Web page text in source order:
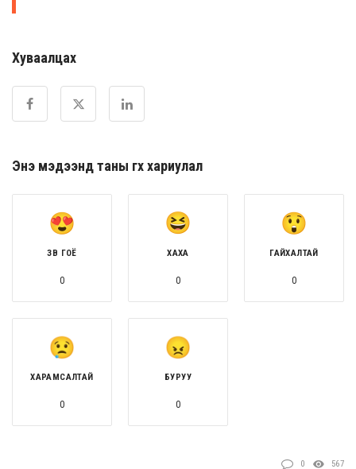
Хуваалцах
Энэ мэдээнд таны өгөх хариулал
ЗӨВ ГОЁ
0
ХАХА
0
ГАЙХАЛТАЙ
0
ХАРАМСАЛТАЙ
0
БУРУУ
0
0 567